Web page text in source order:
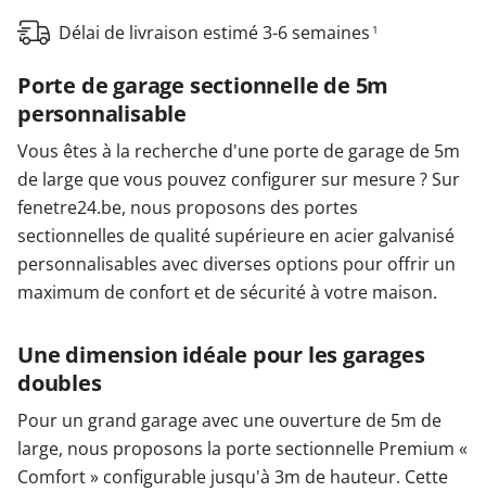
Délai de livraison estimé 3-6 semaines 1
Porte de garage sectionnelle de 5m
personnalisable
Vous êtes à la recherche d'une porte de garage de 5m
de large que vous pouvez configurer sur mesure ? Sur
fenetre24.be, nous proposons des portes
sectionnelles de qualité supérieure en acier galvanisé
personnalisables avec diverses options pour offrir un
maximum de confort et de sécurité à votre maison.
Une dimension idéale pour les garages
doubles
Pour un grand garage avec une ouverture de 5m de
large, nous proposons la porte sectionnelle Premium «
Comfort » configurable jusqu'à 3m de hauteur. Cette